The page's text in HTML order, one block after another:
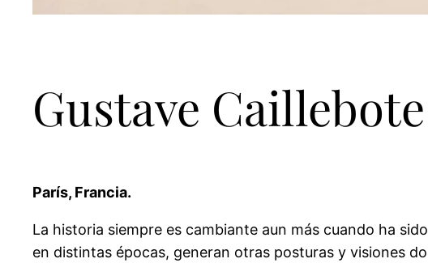
Gustave Caillebote
París, Francia.
La historia siempre es cambiante aun más cuando ha
en distintas épocas, generan otras posturas y visiones